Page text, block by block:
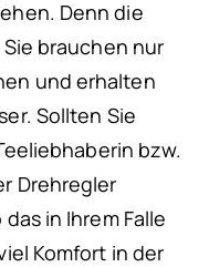
Denn die
brauchen nur
und erhalten
Sollten Sie
bzw.
Drehregler
in Ihrem Falle
Komfort in der